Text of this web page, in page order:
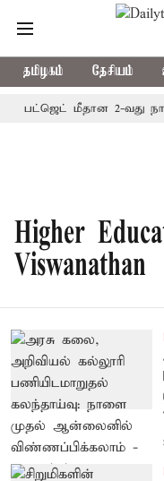
தமிழகம் தேசியம்
பட்ஜெட் மீதான 2-வது
Higher
Viswanathan